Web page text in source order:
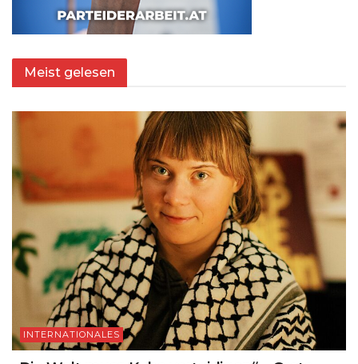
Meist gelesen
INTERNATIONALES